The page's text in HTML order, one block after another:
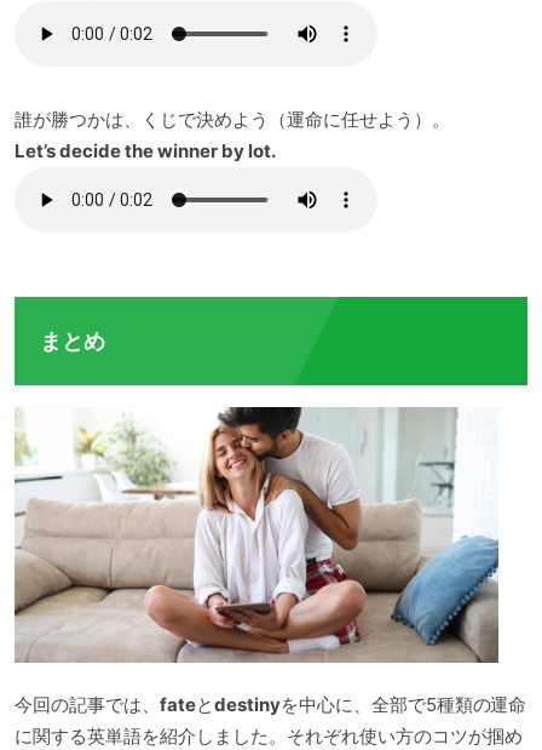
誰が勝つかは、くじで決めよう（運命に任せよう）。
Let’s decide the winner by lot.
まとめ
今回の記事では、 fateとdestinyを中心に、全部で5種類の運命
に関する英単語を紹介しました。それぞれ使い方のコツが掴め